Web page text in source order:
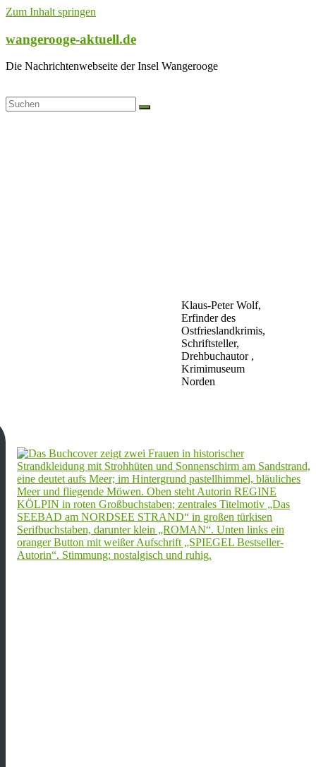
Zum Inhalt springen
wangerooge-aktuell.de
Die Nachrichtenwebseite der Insel Wangerooge
Klaus-Peter Wolf,
Erfinder des
Ostfrieslandkrimis,
Schriftsteller,
Drehbuchautor ,
Krimimuseum
Norden